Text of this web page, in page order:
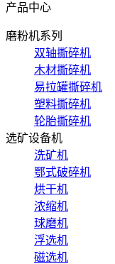
产品中心
磨粉机系列
双轴撕碎机
木材撕碎机
易拉罐撕碎机
塑料撕碎机
轮胎撕碎机
选矿设备机
洗矿机
鄂式破碎机
烘干机
浓缩机
球磨机
浮选机
磁选机